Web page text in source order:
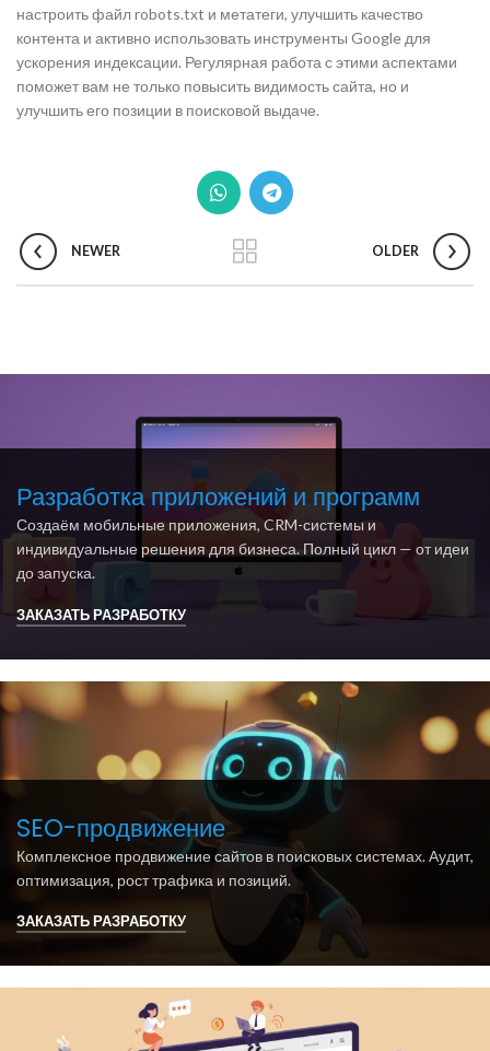
настроить файл robots.txt и метатеги, улучшить качество
контента и активно использовать инструменты Google для
ускорения индексации. Регулярная работа с этими аспектами
поможет вам не только повысить видимость сайта, но и
улучшить его позиции в поисковой выдаче.
NEWER OLDER
Разработка приложений и программ
Создаём мобильные приложения, CRM-системы и
индивидуальные решения для бизнеса. Полный цикл — от идеи
до запуска.
ЗАКАЗАТЬ РАЗРАБОТКУ
SEO-продвижение
Комплексное продвижение сайтов в поисковых системах. Аудит,
оптимизация, рост трафика и позиций.
ЗАКАЗАТЬ РАЗРАБОТКУ